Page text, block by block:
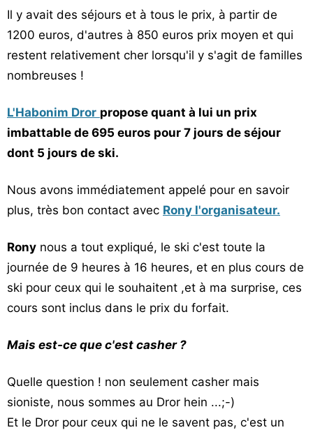
Il y avait des séjours et à tous le prix, à partir de
1200 euros, d'autres à 850 euros prix moyen et qui
restent relativement cher lorsqu'il y s'agit de familles
nombreuses !
L'Habonim Dror propose quant à lui un prix
imbattable de 695 euros pour 7 jours de séjour
dont 5 jours de ski.
Nous avons immédiatement appelé pour en savoir
plus, très bon contact avec Rony l'organisateur.
Rony nous a tout expliqué, le ski c'est toute la
journée de 9 heures à 16 heures, et en plus cours de
ski pour ceux qui le souhaitent ,et à ma surprise, ces
cours sont inclus dans le prix du forfait.
Mais est-ce que c'est casher ?
Quelle question ! non seulement casher mais
sioniste, nous sommes au Dror hein ...;-)
Et le Dror pour ceux qui ne le savent pas, c'est un